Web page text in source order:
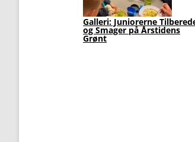
Galleri: Juniorerne
og Smager på Årstidens
Grønt